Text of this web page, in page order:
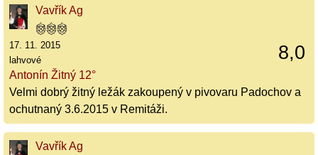
Vavřík Ag
8,0
17. 11. 2015
lahvové
Antonín Žitný 12°
Velmi dobrý žitný ležák zakoupený v pivovaru Padochov a
ochutnaný 3.6.2015 v Remitáži.
Vavřík Ag